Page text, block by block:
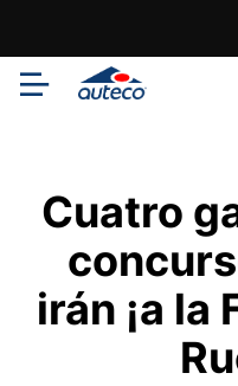
en Motos,
Accesorios
Cuatro
irán ¡a la